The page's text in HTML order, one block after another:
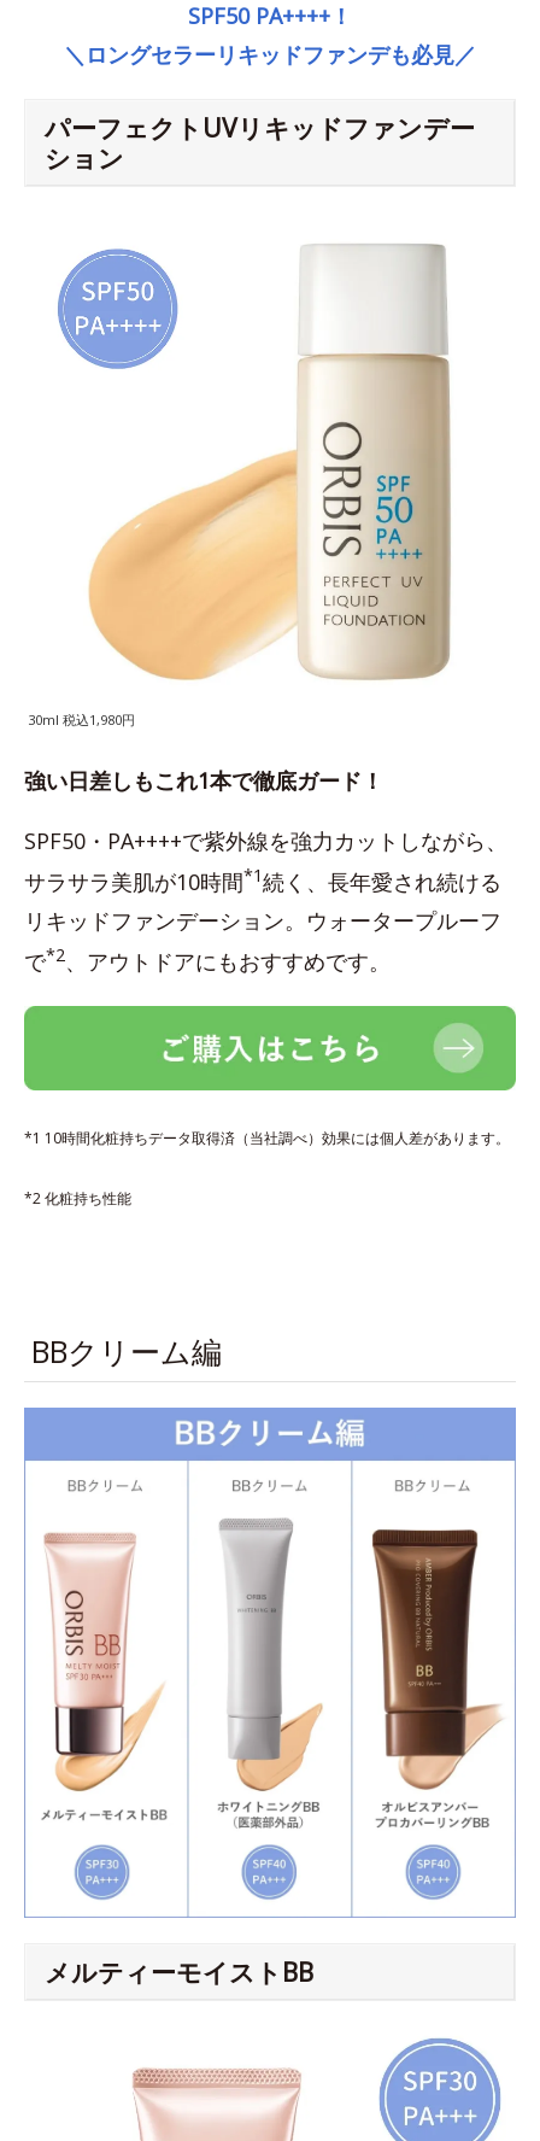
SPF50 PA++++！
＼ロングセラーリキッドファンデも必見／
パーフェクトUVリキッドファンデー
ション
30ml 税込1,980円
強い日差しもこれ1本で徹底ガード！
SPF50・PA++++で紫外線を強力カットしながら、
サラサラ美肌が10時間*1続く、長年愛され続ける
リキッドファンデーション。ウォータープルーフ
で*2、アウトドアにもおすすめです。
*1 10時間化粧持ちデータ取得済（当社調べ）効果には個人差があります。
*2 化粧持ち性能
BBクリーム編
メルティーモイストBB